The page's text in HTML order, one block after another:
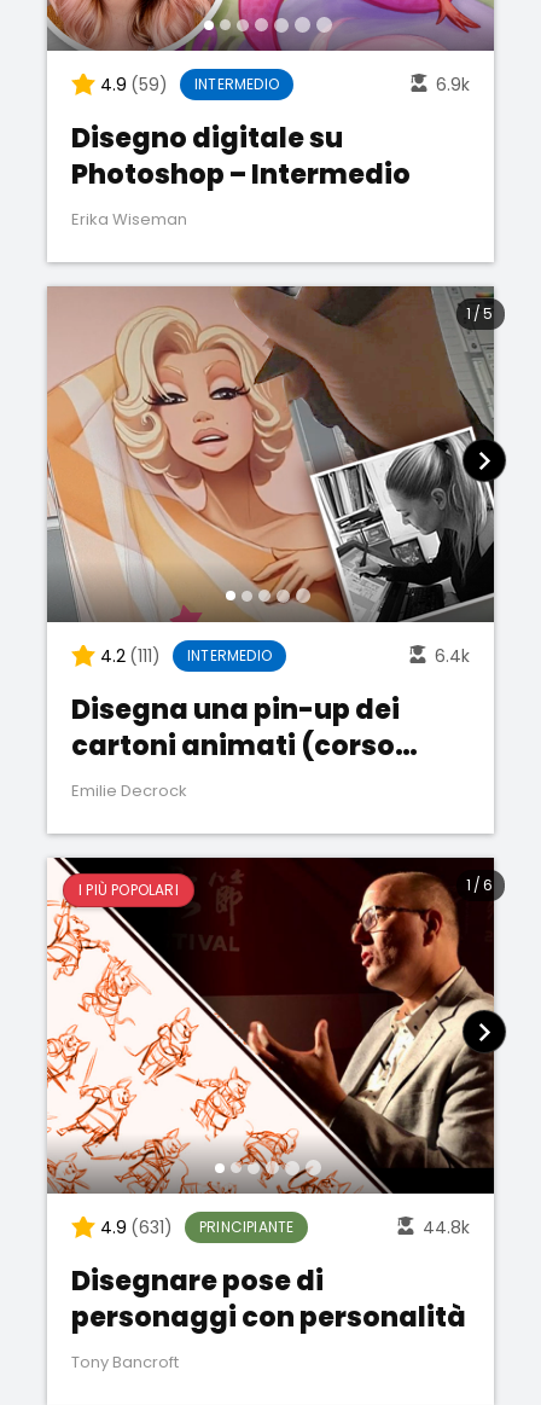
4.9 (59) INTERMEDIO 6.9k
Disegno digitale su
Photoshop – Intermedio
Erika Wiseman
4.2 (111) INTERMEDIO 6.4k
Disegna una pin-up dei
cartoni animati (corso
dimostrativo)
Emilie Decrock
1 /5
I PIÙ POPOLARI
4.9 (631) PRINCIPIANTE 44.8k
Disegnare pose di
personaggi con personalità
Tony Bancroft
1 /6